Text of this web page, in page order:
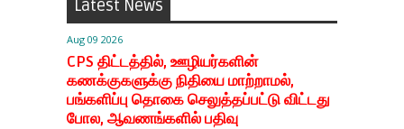
Latest News
Aug 09 2026
CPS திட்டத்தில், ஊழியர்களின்
கணக்குகளுக்கு நிதியை மாற்றாமல்,
பங்களிப்பு தொகை செலுத்தப்பட்டு விட்டது
போல, ஆவணங்களில் பதிவு